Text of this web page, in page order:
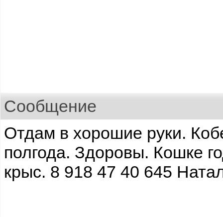
Сообщение
Отдам в хорошие руки.
полгода. Здоровы. Кошке
крыс. 8 918 47 40 645